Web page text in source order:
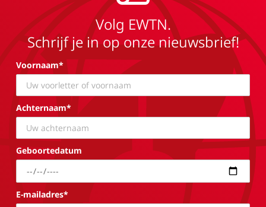
Volg EWTN.
Schrijf je in op onze nieuwsbrief!
Voornaam*
Achternaam*
Geboortedatum
E-mailadres*